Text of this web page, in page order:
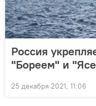
Россия
"Бореем" и
25 декабря 2021, 11:06